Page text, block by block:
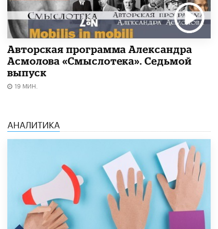
Авторская программа Александра
Асмолова «Смыслотека». Седьмой
выпуск
19 МИН.
АНАЛИТИКА